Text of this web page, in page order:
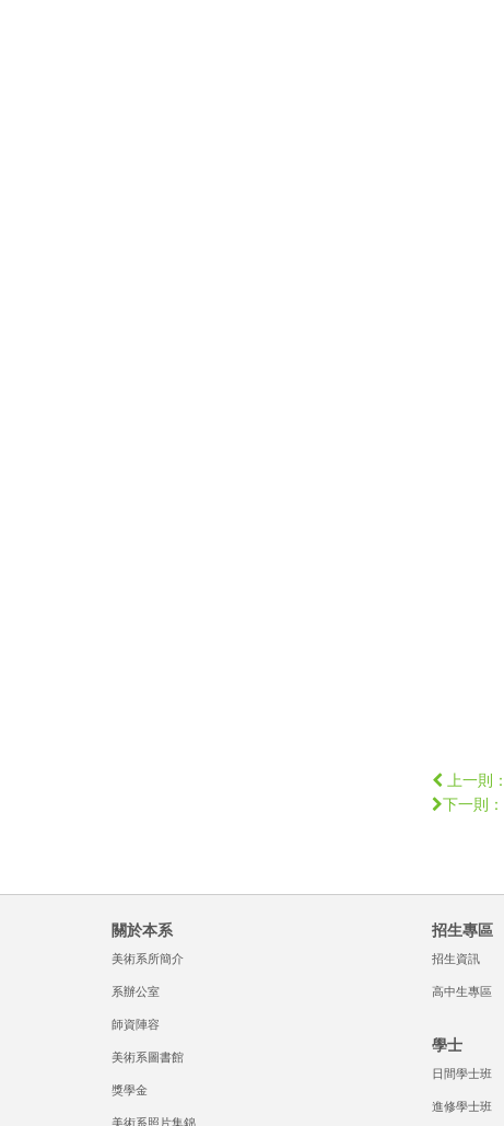
上一則：
下一則：
關於本系
美術系所簡介
系辦公室
師資陣容
美術系圖書館
獎學金
美術系照片集錦
招生專區
招生資訊
高中生專區
學士
日間學士班
進修學士班